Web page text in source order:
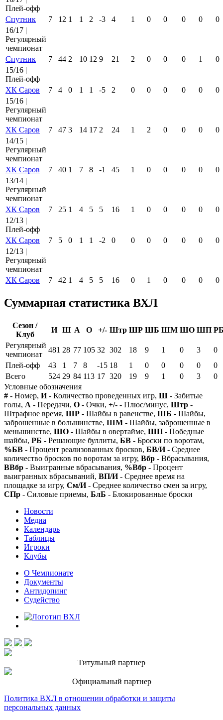
Плей-офф
Спутник
7 12 1 1 2 -3 4 1 0 0 0 0
0
16/17 |
Регулярный
чемпионат
Спутник
7 44 2 10 12 9 21 2 0 0 0 1
0
15/16 |
Плей-офф
ХК Саров
7 4 0 1 1 -5 2 0 0 0 0 0
0
15/16 |
Регулярный
чемпионат
ХК Саров
7 47 3 14 17 2 24 1 2 0 0 0
0
14/15 |
Регулярный
чемпионат
ХК Саров
7 40 1 7 8 -1 45 1 0 0 0 0
0
13/14 |
Регулярный
чемпионат
ХК Саров
7 25 1 4 5 5 16 1 0 0 0 0
0
12/13 |
Плей-офф
ХК Саров
7 5 0 1 1 -2 0 0 0 0 0 0
0
12/13 |
Регулярный
чемпионат
ХК Саров
7 42 1 4 5 5 16 0 1 0 0 0 0
Суммарная статистика ВХЛ
Сезон /
Клуб
И Ш А О +/- Штр ШР ШБ ШМ ШО ШП
Регулярный
чемпионат
481 28 77 105 32 302 18 9 1 0 3
0
Плей-офф
43 1 7 8 -15 18 1 0 0 0 0
0
Всего
524 29 84 113 17 320 19 9 1 0 3
0
Условные обозначения
# - Номер, И- Количество проведенных игр, Ш - Забитые
голы, А - Передачи, О - Очки, +/- - Плюс/минус, Штр -
Штрафное время, ШР - Шайбы в равенстве, ШБ - Шайбы,
заброшенные в большинстве, ШМ - Шайбы, заброшенные в
меньшинстве, ШО - Шайбы в овертайме, ШП - Победные
шайбы, РБ - Решающие буллиты, БВ - Броски по воротам,
%БВ - Процент реализованных бросков, БВ/И- Среднее
количество бросков по воротам за игру, Вбр - Вбрасывания,
ВВбр - Выигранные вбрасывания, %Вбр - Процент
выигранных вбрасываний, ВП/И- Среднее время на
площадке за игру, См/И- Среднее количество смен за игру,
СПр - Силовые приемы, БлБ - Блокированные броски
Новости
Медиа
Календарь
Таблицы
Игроки
Клубы
О Чемпионате
Документы
Антидопинг
Судейство
Титульный партнер
Официальный партнер
Политика ВХЛ в отношении обработки и защиты
персональных данных